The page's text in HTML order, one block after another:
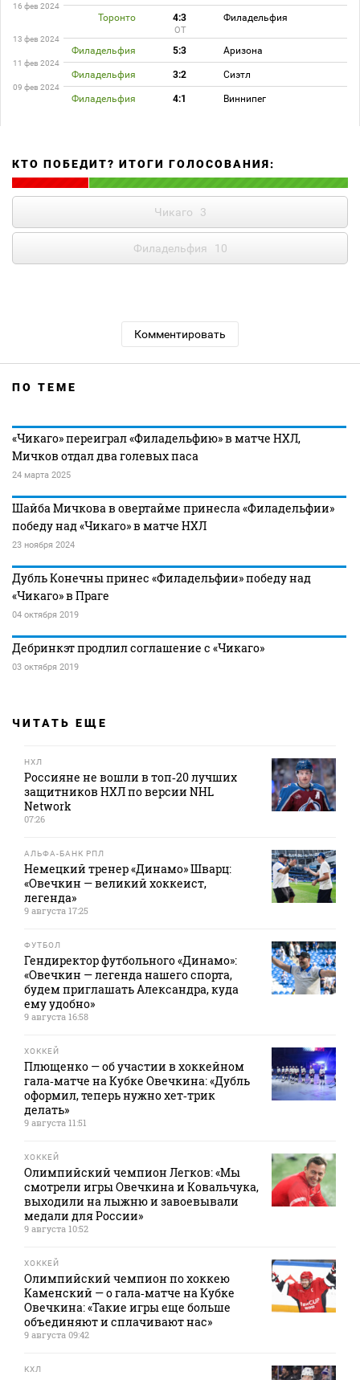
16 фев 2024
Торонто 4:3 Филадельфия
ОТ
13 фев 2024
Филадельфия 5:3 Аризона
11 фев 2024
Филадельфия 3:2 Сиэтл
09 фев 2024
Филадельфия 4:1 Виннипег
КТО ПОБЕДИТ? ИТОГИ ГОЛОСОВАНИЯ:
Чикаго 3
Филадельфия 10
Комментировать
ПО ТЕМЕ
«Чикаго» переиграл «Филадельфию» в матче НХЛ,
Мичков отдал два голевых паса
24 марта 2025
Шайба Мичкова в овертайме принесла «Филадельфии»
победу над «Чикаго» в матче НХЛ
23 ноября 2024
Дубль Конечны принес «Филадельфии» победу над
«Чикаго» в Праге
04 октября 2019
Дебринкэт продлил соглашение с «Чикаго»
03 октября 2019
ЧИТАТЬ ЕЩЕ
НХЛ
Россияне не вошли в топ‑20 лучших
защитников НХЛ по версии NHL
Network
07:26
АЛЬФА-БАНК РПЛ
Немецкий тренер «Динамо» Шварц:
«Овечкин — великий хоккеист,
легенда»
9 августа 17:25
ФУТБОЛ
Гендиректор футбольного «Динамо»:
«Овечкин — легенда нашего спорта,
будем приглашать Александра, куда
ему удобно»
9 августа 16:58
ХОККЕЙ
Плющенко — об участии в хоккейном
гала‑матче на Кубке Овечкина: «Дубль
оформил, теперь нужно хет‑трик
делать»
9 августа 11:51
ХОККЕЙ
Олимпийский чемпион Легков: «Мы
смотрели игры Овечкина и Ковальчука,
выходили на лыжню и завоевывали
медали для России»
9 августа 10:52
ХОККЕЙ
Олимпийский чемпион по хоккею
Каменский — о гала‑матче на Кубке
Овечкина: «Такие игры еще больше
объединяют и сплачивают нас»
9 августа 09:42
КХЛ